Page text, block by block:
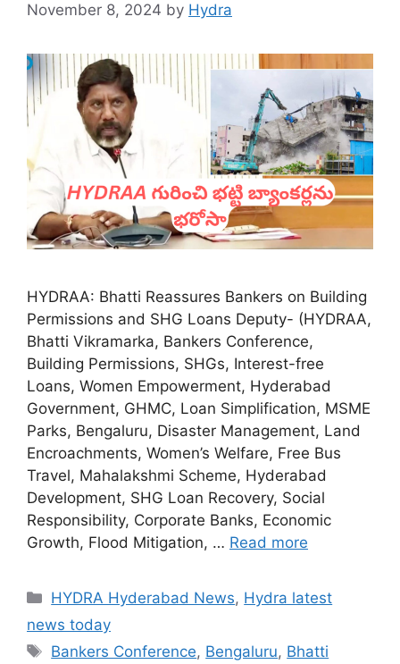
November 8, 2024 by Hydra
HYDRAA: Bhatti Reassures Bankers on Building
Permissions and SHG Loans Deputy- (HYDRAA,
Bhatti Vikramarka, Bankers Conference,
Building Permissions, SHGs, Interest-free
Loans, Women Empowerment, Hyderabad
Government, GHMC, Loan Simplification, MSME
Parks, Bengaluru, Disaster Management, Land
Encroachments, Women’s Welfare, Free Bus
Travel, Mahalakshmi Scheme, Hyderabad
Development, SHG Loan Recovery, Social
Responsibility, Corporate Banks, Economic
Growth, Flood Mitigation, … Read more
Categories
HYDRA Hyderabad News, Hydra latest
news today
Tags
Bankers Conference, Bengaluru, Bhatti